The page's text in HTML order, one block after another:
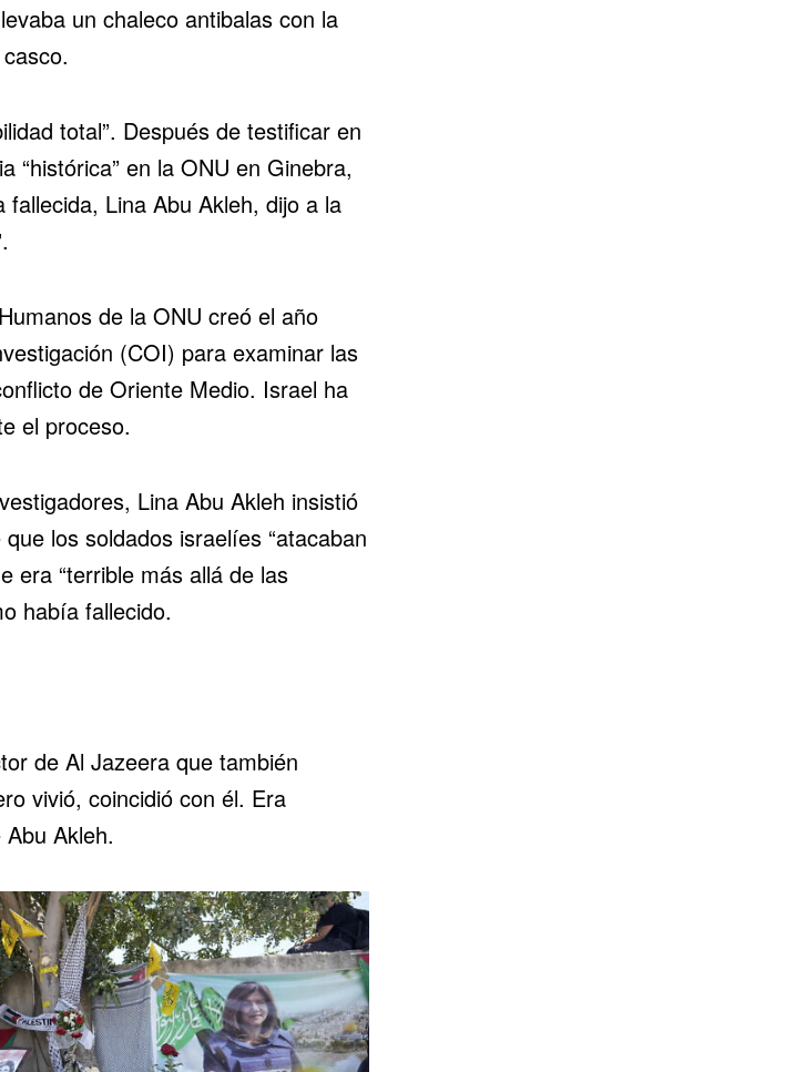
un chaleco antibalas con la
total”. Después de testificar en
“histórica” en la ONU en Ginebra,
fallecida, Lina Abu Akleh, dijo a la
de la ONU creó el año
(COI) para examinar las
de Oriente Medio. Israel ha
el proceso.
Lina Abu Akleh insistió
los soldados israelíes “atacaban
era “terrible más allá de las
había fallecido.
de Al Jazeera que también
vivió, coincidió con él. Era
Akleh.